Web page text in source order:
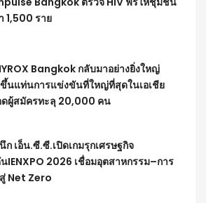
1,500 ราย
Bangkok กลับมาอย่างยิ่งใหญ่
นแท่นการแข่งขันที่ใหญ่ที่สุดในเอเชีย
ดผู้สมัครทะลุ 20,000 คน
ก เอ็น.ซี.ซี.เปิดเกมรุกเศรษฐกิจ
IENXPO 2026 เชื่อมอุตสาหกรรม–การ
Net Zero